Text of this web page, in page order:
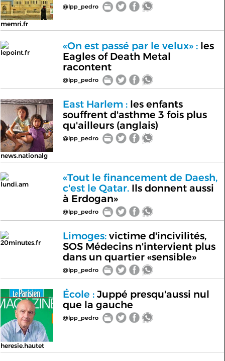
memri.fr
@lpp_pedro
lepoint.fr
«On est passé par le velux» :les
Eagles of Death Metal
racontent
@lpp_pedro
news.nationalg
East Harlem :les enfants
souffrent d'asthme 3 fois plus
qu'ailleurs (anglais)
@lpp_pedro
lundi.am
«Tout le financement de Daesh,
c'est le Qatar.Ils donnent aussi
à Erdogan»
@lpp_pedro
20minutes.fr
Limoges:victime d'incivilités,
SOS Médecins n'intervient plus
dans un quartier «sensible»
@lpp_pedro
heresie.hautet
École :Juppé presqu'aussi nul
que la gauche
@lpp_pedro